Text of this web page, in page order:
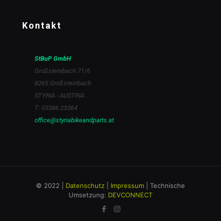
Kontakt
StBuP GmbH
Großsteinbach 71/6
8265 Großsteinbach
STYRIA - AUSTRIA
T: 03386 23364
office@styriabikeandparts.at
© 2022 | Datenschutz Impressum | Technische
Umsetzung: DEVCONNECT